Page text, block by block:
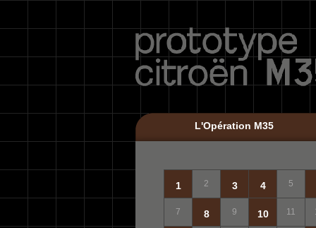
L'Opération M35
1 2 3 4 5
7 8 9 10 11